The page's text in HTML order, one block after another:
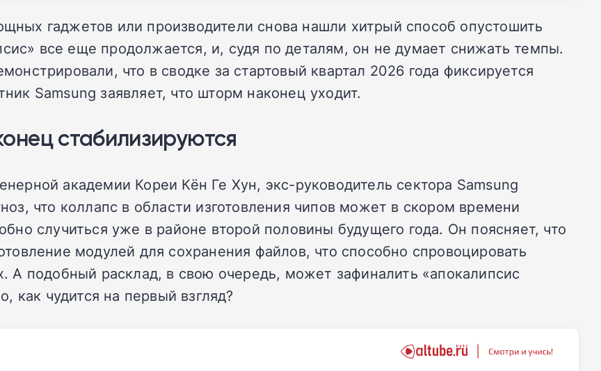
гаджетов или производители снова нашли хитрый способ опустошить
все еще продолжается, и, судя по деталям, он не думает снижать темпы.
что в сводке за стартовый квартал 2026 года фиксируется
Samsung заявляет, что шторм наконец уходит.
стабилизируются
академии Кореи Кён Ге Хун, экс-руководитель сектора Samsung
что коллапс в области изготовления чипов может в скором времени
случиться уже в районе второй половины будущего года. Он поясняет, что
модулей для сохранения файлов, что способно спровоцировать
А подобный расклад, в свою очередь, может зафиналить «апокалипсис
как чудится на первый взгляд?